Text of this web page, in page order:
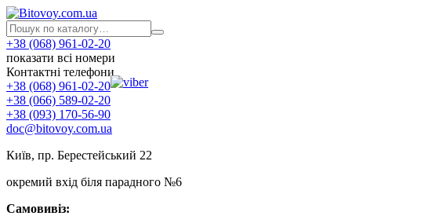
+38 (068) 961-02-20
показати всі номери
Контактні телефони
+38 (068) 961-02-20
+38 (066) 589-02-20
+38 (093) 170-56-90
doc@bitovoy.com.ua
Київ, пр. Берестейський 22
окремий вхід біля парадного №6
Самовивіз: